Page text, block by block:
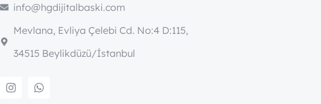
info@hgdijitalbaski.com
Mevlana, Evliya Çelebi Cd. No:4 D:115,
34515 Beylikdüzü/İstanbul